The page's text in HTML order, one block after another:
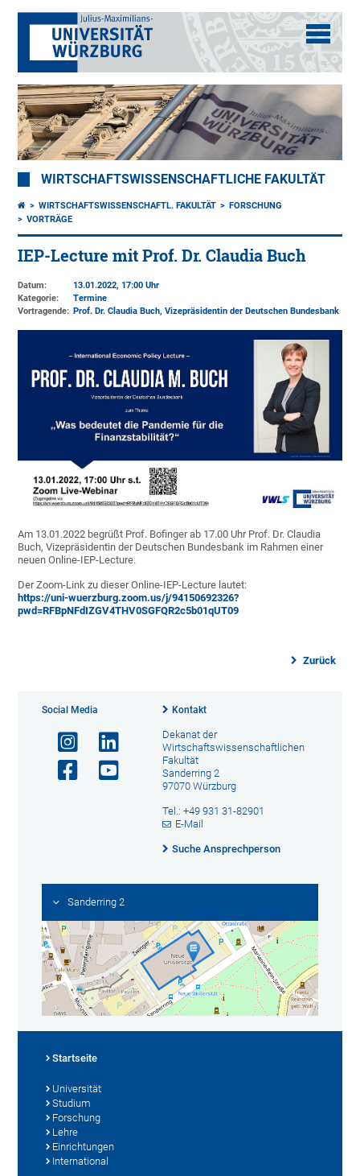
WIRTSCHAFTSWISSENSCHAFTLICHE FAKULTÄT
WIRTSCHAFTSWISSENSCHAFTL. FAKULTÄT
FORSCHUNG
VORTRÄGE
IEP-Lecture mit Prof. Dr. Claudia Buch
Datum:
13.01.2022, 17:00 Uhr
Kategorie:
Termine
Vortragende: Prof. Dr. Claudia Buch, Vizepräsidentin der Deutschen Bundesbank
Am 13.01.2022 begrüßt Prof. Bofinger ab 17.00 Uhr Prof. Dr. Claudia
Buch, Vizepräsidentin der Deutschen Bundesbank im Rahmen einer
neuen Online-IEP-Lecture.
Der Zoom-Link zu dieser Online-IEP-Lecture lautet:
https://uni-wuerzburg.zoom.us/j/94150692326?
pwd=RFBpNFdIZGV4THV0SGFQR2c5b01qUT09
Zurück
Social Media Kontakt
Dekanat der
Wirtschaftswissenschaftlichen
Fakultät
Sanderring 2
97070 Würzburg
Tel.: +49 931 31-82901
E-Mail
Suche Ansprechperson
Sanderring 2
Startseite
Universität
Studium
Forschung
Lehre
Einrichtungen
International